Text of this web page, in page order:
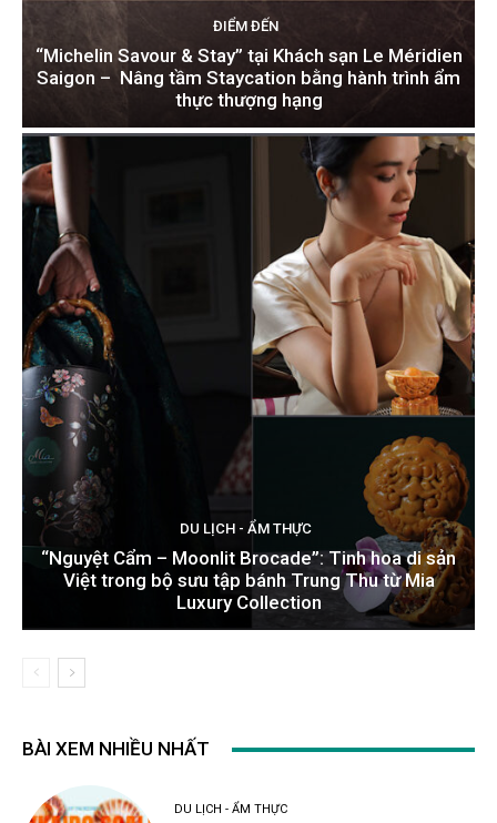
ĐIỂM ĐẾN
“Michelin Savour & Stay” tại Khách sạn Le Méridien
Saigon – Nâng tầm Staycation bằng hành trình ẩm
thực thượng hạng
DU LỊCH - ẨM THỰC
“Nguyệt Cẩm – Moonlit Brocade”: Tinh hoa di sản
Việt trong bộ sưu tập bánh Trung Thu từ Mia
Luxury Collection
BÀI XEM NHIỀU NHẤT
DU LỊCH - ẨM THỰC